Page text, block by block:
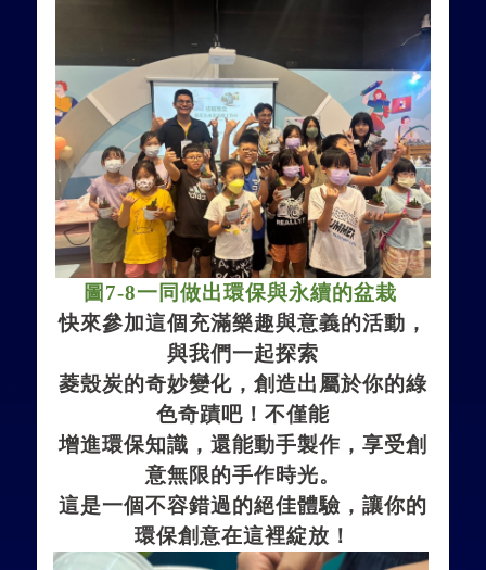
圖 7-8一同做出環保與永續的盆栽
快來參加這個充滿樂趣與意義的活動，
與我們一起探索
菱殼炭的奇妙變化，創造出屬於你的綠
色奇蹟吧！不僅能
增進環保知識，還能動手製作，享受創
意無限的手作時光。
這是一個不容錯過的絕佳體驗，讓你的
環保創意在這裡綻放！